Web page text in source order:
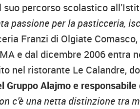
percorso scolastico
passione per la pasticceria,
Franzi di Olgiate
e dal dicembre 2006 entra
nel ristorante Le Calandre,
Gruppo Alajmo e
c’è una netta distinzione tra